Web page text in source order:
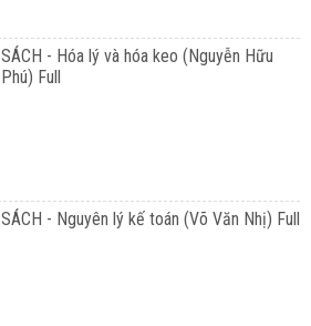
SÁCH - Hóa lý và hóa keo (Nguyễn Hữu
Phú) Full
SÁCH - Nguyên lý kế toán (Võ Văn Nhị) Full